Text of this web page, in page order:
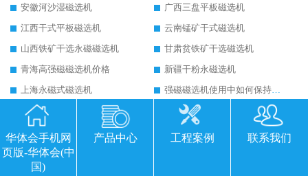
安徽河沙湿磁选机
广西三盘平板磁选机
江西干式平板磁选机
云南锰矿干式磁选机
山西铁矿干选永磁磁选机
甘肃贫铁矿干选磁选机
青海高强磁磁选机价格
新疆干粉永磁选机
上海永磁式磁选机
强磁磁选机使用中如何保持其顺畅运行
湿式磁选机的后期维护要避开哪些坑
延长磁选机使用寿命的方法
干式磁选机的技术标准有哪些
山西永磁筒式磁选机华体会手机网页版-华体会(中国)
平板磁选机运行视频
永磁高梯度平板磁选机
华体会手机网
页版-华体会(中
国)
产品中心 工程案例 联系我们